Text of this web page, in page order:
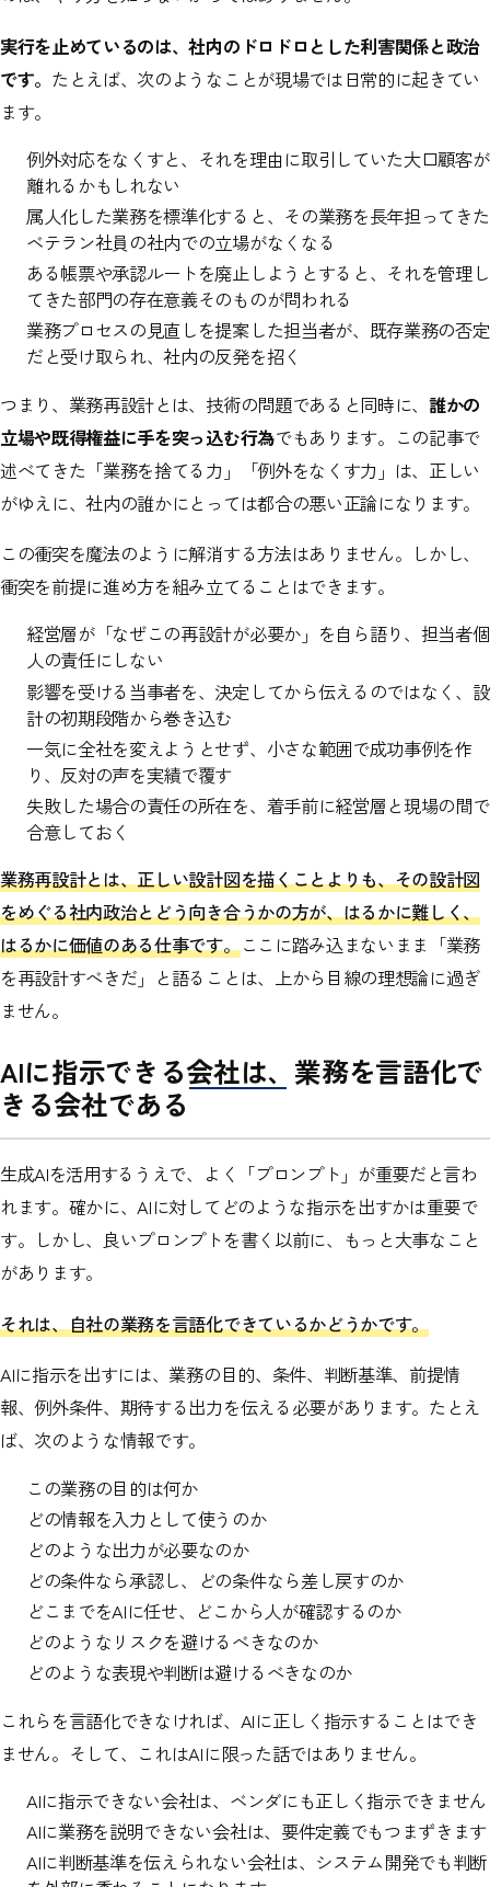
実行を止めているのは、社内のドロドロとした利害関係と政治
です。 たとえば、次のようなことが現場では日常的に起きてい
ます。
例外対応をなくすと、それを理由に取引していた大口顧客が
離れるかもしれない
属人化した業務を標準化すると、その業務を長年担ってきた
ベテラン社員の社内での立場がなくなる
ある帳票や承認ルートを廃止しようとすると、それを管理し
てきた部門の存在意義そのものが問われる
業務プロセスの見直しを提案した担当者が、既存業務の否定
だと受け取られ、社内の反発を招く
つまり、業務再設計とは、技術の問題であると同時に、 誰かの
立場や既得権益に手を突っ込む行為でもあります。この記事で
述べてきた「業務を捨てる力」「例外をなくす力」は、正しい
がゆえに、社内の誰かにとっては都合の悪い正論になります。
この衝突を魔法のように解消する方法はありません。しかし、
衝突を前提に進め方を組み立てることはできます。
経営層が「なぜこの再設計が必要か」を自ら語り、担当者個
人の責任にしない
影響を受ける当事者を、決定してから伝えるのではなく、設
計の初期段階から巻き込む
一気に全社を変えようとせず、小さな範囲で成功事例を作
り、反対の声を実績で覆す
失敗した場合の責任の所在を、着手前に経営層と現場の間で
合意しておく
業務再設計とは、正しい設計図を描くことよりも、その設計図
をめぐる社内政治とどう向き合うかの方が、はるかに難しく、
はるかに価値のある仕事です。ここに踏み込まないまま「業務
を再設計すべきだ」と語ることは、上から目線の理想論に過ぎ
ません。
AIに指示できる会社は、業務を言語化で
きる会社である
生成AIを活用するうえで、よく「プロンプト」が重要だと言わ
れます。確かに、AIに対してどのような指示を出すかは重要で
す。しかし、良いプロンプトを書く以前に、もっと大事なこと
があります。
それは、自社の業務を言語化できているかどうかです。
AIに指示を出すには、業務の目的、条件、判断基準、前提情
報、例外条件、期待する出力を伝える必要があります。たとえ
ば、次のような情報です。
この業務の目的は何か
どの情報を入力として使うのか
どのような出力が必要なのか
どの条件なら承認し、どの条件なら差し戻すのか
どこまでをAIに任せ、どこから人が確認するのか
どのようなリスクを避けるべきなのか
どのような表現や判断は避けるべきなのか
これらを言語化できなければ、AIに正しく指示することはでき
ません。そして、これはAIに限った話ではありません。
AIに指示できない会社は、ベンダにも正しく指示できません
AIに業務を説明できない会社は、要件定義でもつまずきます
AIに判断基準を伝えられない会社は、システム開発でも判断